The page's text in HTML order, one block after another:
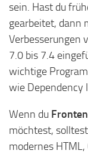
sein. Hast du
gearbeitet, dann
Verbesserungen
7.0 bis 7.4
wichtige
wie Dependency
Wenn du
möchtest,
modernes HTML,